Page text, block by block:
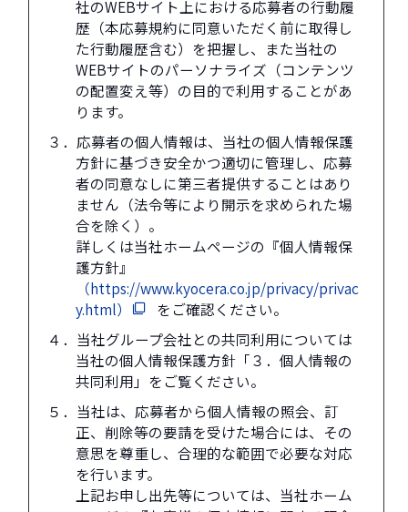
社のWEBサイト上における応募者の行動履
歴（本応募規約に同意いただく前に取得し
た行動履歴含む）を把握し、また当社の
WEBサイトのパーソナライズ（コンテンツ
の配置変え等）の目的で利用することがあ
ります。
３．応募者の個人情報は、当社の個人情報保護
方針に基づき安全かつ適切に管理し、応募
者の同意なしに第三者提供することはあり
ません（法令等により開示を求められた場
合を除く）。
詳しくは当社ホームページの『個人情報保
護方針』
（https://www.kyocera.co.jp/privacy/privac
y.html）
をご確認ください。
４．当社グループ会社との共同利用については
当社の個人情報保護方針「３．個人情報の
共同利用」をご覧ください。
５．当社は、応募者から個人情報の照会、訂
正、削除等の要請を受けた場合には、その
意思を尊重し、合理的な範囲で必要な対応
を行います。
上記お申し出先等については、当社ホーム